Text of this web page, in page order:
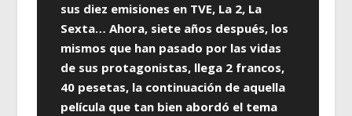
sus diez emisiones en TVE, La 2, La
Sexta… Ahora, siete años después, los
mismos que han pasado por las vidas
de sus protagonistas, llega 2 francos,
40 pesetas, la continuación de aquella
película que tan bien abordó el tema